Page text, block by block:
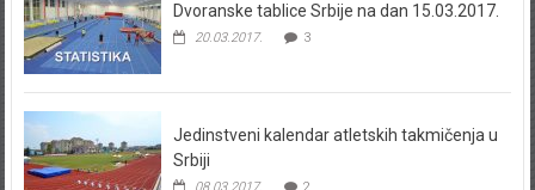
Dvoranske tablice Srbije na dan 15.03.2017.
20.03.2017. 3
Jedinstveni kalendar atletskih takmičenja u
Srbiji